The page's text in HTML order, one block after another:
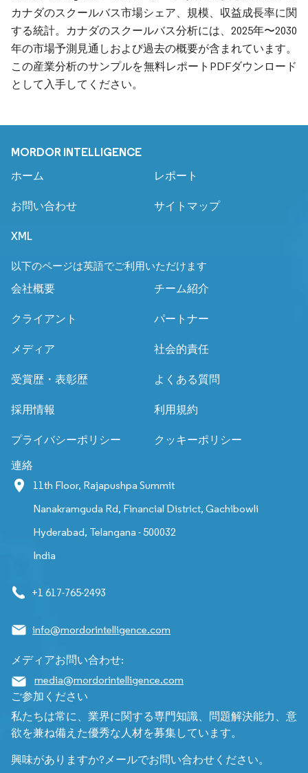
カナダのスクールバス市場シェア、規模、収益成長率に関
する統計。カナダのスクールバス分析には、2025年〜2030
年の市場予測見通しおよび過去の概要が含まれています。
この産業分析のサンプルを無料レポートPDFダウンロード
として入手してください。
MORDOR INTELLIGENCE
ホーム レポート
お問い合わせ サイトマップ
XML
以下のページは英語でご利用いただけます
会社概要
チーム紹介
クライアント パートナー
メディア 社会的責任
受賞歴・表彰歴 よくある質問
採用情報 利用規約
プライバシーポリシー クッキーポリシー
連絡
11th Floor, Rajapushpa Summit
Nanakramguda Rd, Financial District, Gachibowli
Hyderabad, Telangana - 500032
India
+1 617-765-2493
info@mordorintelligence.com
メディアお問い合わせ:
media@mordorintelligence.com
ご参加ください
私たちは常に、業界に関する専門知識、問題解決能力、意
欲を兼ね備えた優秀な人材を募集しています。
興味がありますか?メールでお問い合わせください。